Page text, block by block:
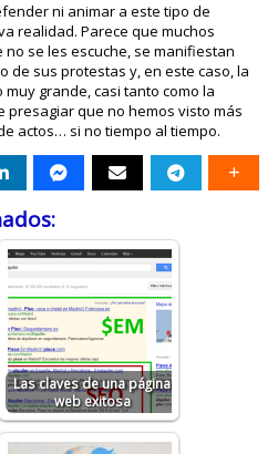
ni animar a este tipo de
realidad. Parece que muchos
se les escuche, se manifiestan
de sus protestas y, en este caso, la
grande, casi tanto como la
presagiar que no hemos visto más
actos… si no tiempo al tiempo.
Las claves de una página
web exitosa